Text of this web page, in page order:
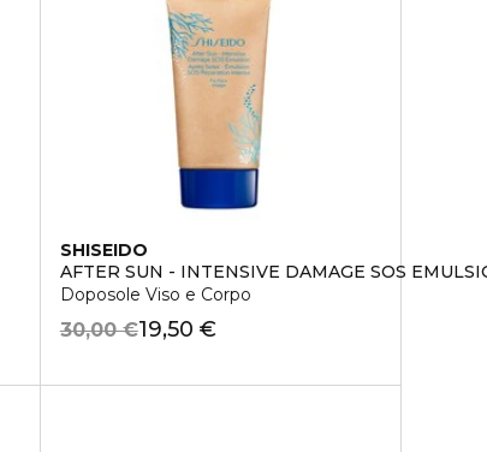
SHISEIDO
AFTER SUN - INTENSIVE DAMAGE SOS
Doposole Viso e Corpo
19,50 €
30,00 €